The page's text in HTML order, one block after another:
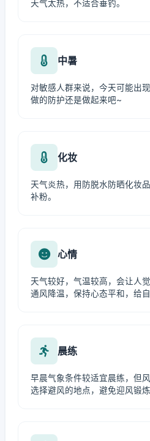
天气太热，不适合垂钓。
中暑
对敏感人群来说，今天可能出
做的防护还是做起来吧~
化妆
天气炎热，用防脱水防晒化妆
补粉。
心情
天气较好，气温较高，会让人
通风降温，保持心态平和，给自
晨练
早晨气象条件较适宜晨练，但
选择避风的地点，避免迎风锻炼